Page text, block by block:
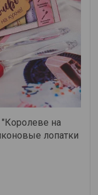
на
лопатки